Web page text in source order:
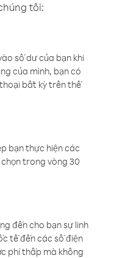
tôi:
số dư của bạn khi
của mình, bạn có
bất kỳ trên thế
bạn thực hiện các
trong vòng 30
đến cho bạn sự linh
tế đến các số điện
phí thấp mà không